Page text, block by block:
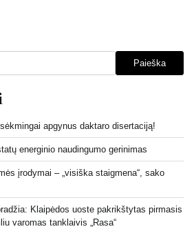
Paieška
apgynus daktaro disertaciją!
energinio naudingumo gerinimas
įrodymai – „visiška staigmena“, sako
Klaipėdos uoste pakrikštytas pirmasis
varomas tanklaivis „Rasa“